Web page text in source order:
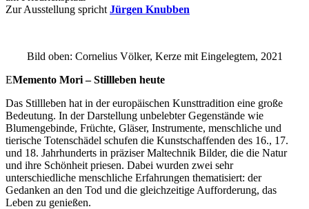
Uli Rothfuss
Harald Schwiers
Zur Ausstellung spricht Jürgen Knubben
Bild oben: Cornelius Völker, Kerze mit Eingelegtem, 2021
EMemento Mori – Stillleben heute
Das Stillleben hat in der europäischen Kunsttradition eine große
Bedeutung. In der Darstellung unbelebter Gegenstände wie
Blumengebinde, Früchte, Gläser, Instrumente, menschliche und
tierische Totenschädel schufen die Kunstschaffenden des 16., 17.
und 18. Jahrhunderts in präziser Maltechnik Bilder, die die Natur
und ihre Schönheit priesen. Dabei wurden zwei sehr
unterschiedliche menschliche Erfahrungen thematisiert: der
Gedanken an den Tod und die gleichzeitige Aufforderung, das
Leben zu genießen.